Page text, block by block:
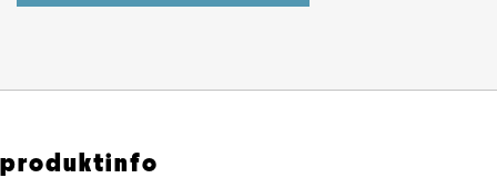
produktinfo